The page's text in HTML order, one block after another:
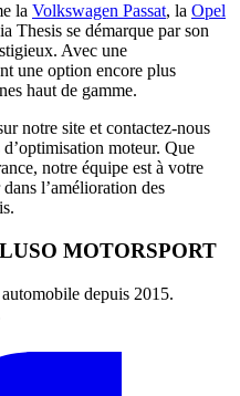
la Volkswagen Passat, la Opel
Thesis se démarque par son
Avec une
une option encore plus
haut de gamme.
notre site et contactez-nous
moteur. Que
notre équipe est à votre
l’amélioration des
LUSO MOTORSPORT
depuis 2015.